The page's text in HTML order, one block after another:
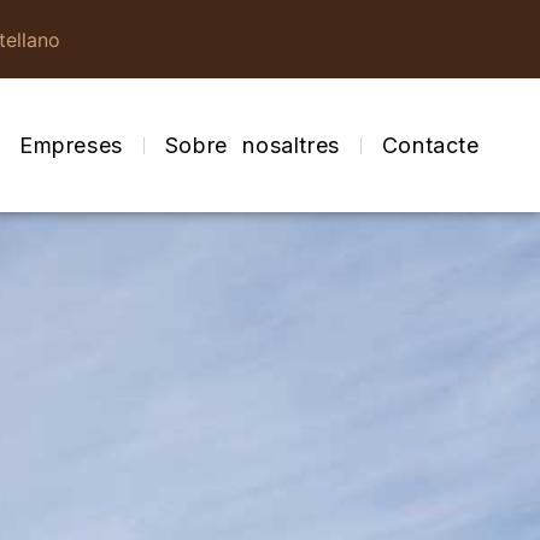
Empreses Sobre nosaltres Contacte